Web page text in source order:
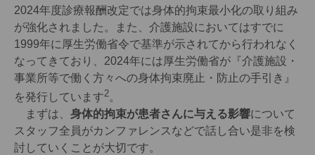
2024年度診療報酬改定では身体的拘束最小化の取り組み
が強化されました。また、介護施設においてはすでに
1999年に厚生労働省令で基準が示されてから行われなく
なってきており、2024年には厚生労働省が『介護施設・
事業所等で働く方々への身体拘束廃止・防止の手引き』
を発行しています2。
まずは、 身体的拘束が患者さんに与える影響について
スタッフ全員がカンファレンスなどで話し合い是非を検
討していくことが大切です。